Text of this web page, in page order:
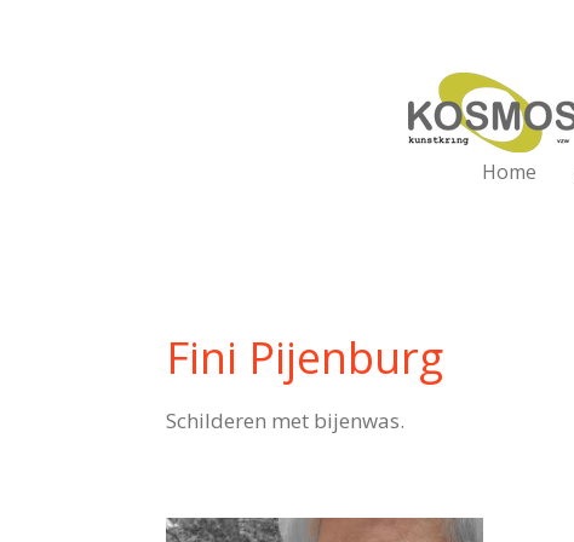
Home
Fini Pijenburg
Schilderen met bijenwas.